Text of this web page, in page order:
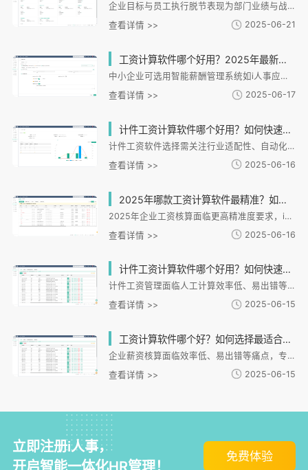
企业目标与员工执行脱节表现为部门业绩与战略目标偏离、员工认知模糊、目标未量化等问题。在线绩效考核系统通过数字化工具将战略转化为可执行指标，实现实时监控和分析，提升执行效率。系统支持战略地图构建和目标网络引擎，确保各层级目标对齐，并通过进度看板、双向沟通模块实现动态调整。数据驱动决策功能整合多源数据，提供性分析。实施路径包括战略澄清、系统配置、试点运行和全面推广四个阶段。i人事系统凭借灵活性、化和集成性优势，帮助企业建立标准化流程，降低管理成本。未来绩效管理将向性和个性化发展，为企业战略执行提供更强支撑。
查看详情 >>
2025-06-21
工资计算软件哪个好用？2025年最新企业薪资系统推荐
中小企业可选用智能薪酬管理系统如i人事应对社保政策调整；中大型企业需财务与薪酬一体化系统如用友U8+；灵活用工场景推荐领域灵工等专用工具；小微企业适合钉钉工资条等轻量化方案。选型需结合企业规模、行业特性，重点考察系统合规性、政策更新能力及数据安全，国产化工具i人事等因模块化设计和定制能力成为数字化转型优选。
查看详情 >>
2025-06-17
计件工资计算软件哪个好用？如何快速准确核算员工计件工资？
计件工资软件选择需关注行业适配性、自动化能力和数据安全性。制造业、服装业、建筑业各有不同需求，软件应支持工序管理、订单跟踪和混合模式。核算流程需标准化，包括预设规则、数据联动和透明核对。数据安全涉及加密存储、合规核算和报表分析。i人事等系统提供智能薪酬、移动录入和合规保障功能，助力企业高效管理。选型建议考虑行业适配、数据整合、扩展性和服务响应，通过数字化工具实现精准管理，提升生产效率。
查看详情 >>
2025-06-16
2025年哪款工资计算软件最精准？如何一键解决个税社保自动计算？
2025年企业工资核算面临更高精准度要求，i人事、Moka薪酬管理和薪人薪事成为行业推荐的三款高精度工资计算软件。i人事凭借一体化设计和行业定制化能力脱颖而出，支持全国社保基数自动同步和智能算薪，误差率低于0.01%。实现个税社保自动计算的关键在于系统集成与政策同步，i人事通过数据自动抓取、政策智能更新和一键生成报表等功能，显著提升效率。其多场景适配、安全合规和生态互联优势，助力企业降低人力成本。选择软件时需考虑政策差异、数据安全和成本因素，i人事等专业系统能为企业数字化转型提供可靠支持。
查看详情 >>
2025-06-16
计件工资计算软件哪个好用？如何快速准确计算计件工资？
计件工资管理面临人工计算效率低、易出错等痛点，专业软件成为企业数字化转型的关键。i人事HR系统通过自动化核算、多规则配置和异常预警功能，实现精准算薪与透明管理，帮助制造业、零售业客户显著提升效率并减少纠纷。其特色在于灵活适配多场景规则、实时数据联动及移动端自助服务，典型案例显示企业算薪时间缩短90%以上，人力成本节省40%。该系统不仅能优化薪资管理流程，更能为企业战略决策提供数据支持。
查看详情 >>
2025-06-15
工资计算软件哪个好？如何选择最适合企业的薪资核算系统？
企业薪资核算面临效率低、易出错等痛点，专业系统成为刚需。i人事提供跨模块联动、多场景适配的解决方案，通过自动化处理、数据同步和智能预警提升效率。系统支持多行业定制，满足连锁、制造、互联网等不同需求，兼顾全球化与本地化管理。选型需关注业务适配性、数据安全和员工体验，i人事凭借一体化架构和深度场景适配能力，助力企业实现精准合规的薪资管理，提升组织效能。
查看详情 >>
2025-06-15
立即注册i人事，
开启智能一体化HR管理！
免费体验